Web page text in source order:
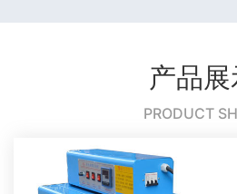
产品展
PRODUCT